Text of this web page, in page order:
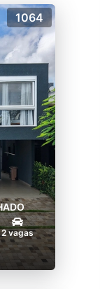
1064
2 vagas